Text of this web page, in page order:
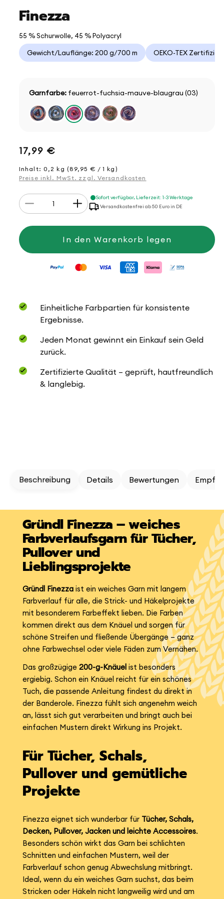
Finezza
55 % Schurwolle, 45 % Polyacryl
Gewicht/Lauflänge: 200 g/700 m OEKO-TEX
Garnfarbe: feuerrot-fuchsia-mauve-blaugrau (03)
Normaler
Preis
17,99 €
Inhalt: 0,2 kg (89,95 € / 1 kg)
Preise inkl. MwSt. zzgl. Versandkosten
Anzahl
Verringere
die
für
Erhöhe
die
Finezza
Sofort verfügbar, Lieferzeit: 1-3 Werktage
Versandkostenfrei ab 50 Euro in DE
In den Warenkorb legen
Einheitliche Farbpartien für konsistente
Ergebnisse.
Jeden Monat gewinnt ein Einkauf sein Geld
zurück.
Zertifizierte Qualität – geprüft, hautfreundlich
& langlebig.
Beschreibung Details Bewertungen
Gründl Finezza – weiches
Farbverlaufsgarn für Tücher,
Pullover und
Lieblingsprojekte
Gründl Finezzaist ein weiches Garn mit langem
Farbverlauf für alle, die Strick- und Häkelprojekte
mit besonderem Farbeffekt lieben. Die Farben
kommen direkt aus dem Knäuel und sorgen für
schöne Streifen und fließende Übergänge – ganz
ohne Farbwechsel oder viele Fäden zum Vernähen.
Das großzügige 200-g-Knäuelist besonders
ergiebig. Schon ein Knäuel reicht für ein schönes
Tuch, die passende Anleitung findest du direkt in
der Banderole. Finezza fühlt sich angenehm weich
an, lässt sich gut verarbeiten und bringt auch bei
einfachen Mustern direkt Wirkung ins Projekt.
Für Tücher, Schals,
Pullover und gemütliche
Projekte
Finezza eignet sich wunderbar für Tücher, Schals,
Decken, Pullover, Jacken und leichte Accessoires.
Besonders schön wirkt das Garn bei schlichten
Schnitten und einfachen Mustern, weil der
Farbverlauf schon genug Abwechslung mitbringt.
Ideal, wenn du ein weiches Garn suchst, das beim
Stricken oder Häkeln nicht langweilig wird und am